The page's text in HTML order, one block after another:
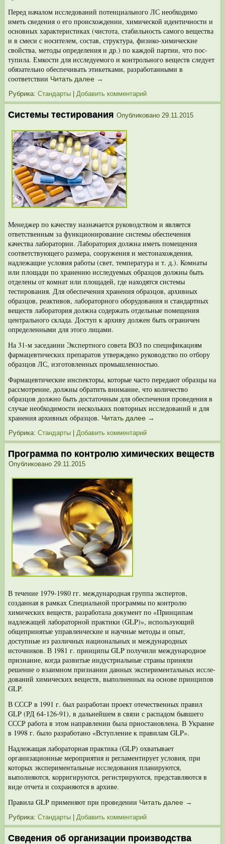
Перед началом исследований потенциального ЛС необходимо
иметь сведения о его происхождении, химической идентичности и
основных характеристиках (чис­тота, стабильность самого вещества
и в смеси с носителем, состав, структура, фи­зико-химические
свойства, методы определения и др.) по каждой партии, что пос­
тупила. Емкости для исследуемого и контрольного веществ следует
обязательно обеспечивать этикетками, разработанными в
соответствии Читать далее →
Рубрика: Стандарты |Добавить комментарий
Системы тестирования Опубликовано 29.11.2015
Менеджер по качеству назначается руководством и является
ответствен­ным за функционирование системы обеспечения
качества лаборатории. Лаборатория должна иметь помещения
соответствующего размера, со­оружения и местонахождения,
надлежащие условия работы (свет, температура и т. д.). Комнаты
или площади по хранению исследуемых образцов должны быть
отделены от комнат или площадей, где находятся системы
тестирования. Для обеспечения хранения образцов, архивных
образцов, реактивов, лабораторного оборудования и стандартных
веществ лаборатория должна содержать отдель­ные помещения
центрального склада. Доступ к архиву должен быть ограничен
определенными для этого лицами.
На 31-м заседании Экспертного совета ВОЗ по спецификациям
фармацев­тических препаратов утверждено руководство по отбору
образцов ЛС, изготов­ленных промышленностью.
Фармацевтические инспекторы, которые часто передают образцы на
рас­смотрение, должны обратить внимание, что количество
образцов должно быть достаточным для обеспечения проведения в
случае необходимости нескольких повторных исследований и для
хранения архивных образцов. Читать далее →
Рубрика: Стандарты |Добавить комментарий
Программа по контролю химических веществ
Опубликовано 29.11.2015
В течение 1979-1980 гг. международная группа экспертов,
созданная в рам­ках Специальной программы по контролю
химических веществ, разработала документ по «Принципам
надлежащей лабораторной практики (GLP)», исполь­зующий
общепринятые управленческие и научные методы и опыт,
доступные из различных национальных и международных
источников. В 1981 г. принципы GLP получили международное
признание, когда развитые индустриальные стра­ны приняли
решение о взаимном признании данных экспериментальных иссле­
дований химических веществ, выполненных на основе принципов
GLP.
В СССР в 1991 г. был разработан проект отечественных правил
GLP (РД 64-126-91), в дальнейшем в связи с распадом бывшего
СССР работа в этом направлении была приостановлена. В Украине
в 1998 г. было разработано «Вступление к правилам GLP».
Надлежащая лабораторная практика (GLP) охватывает
организационные мероприятия и регламентирует условия, при
которых экспериментальные ис­следования планируются,
выполняются, корригируются, регистрируются, пред­ставляются в
виде отчета и сохраняются в архиве.
Правила GLP применяют при проведении Читать далее →
Рубрика: Стандарты |Добавить комментарий
Сведения об организации производства